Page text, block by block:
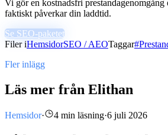
Vi gör en kostnadsfri prestandagenomgång
faktiskt påverkar din laddtid.
Se SEO-paketet
Filer iHemsidorSEO / AEOTaggar#
Fler inlägg
Läs mer från Elithan
Hemsidor· 4 min läsning·6 juli 2026